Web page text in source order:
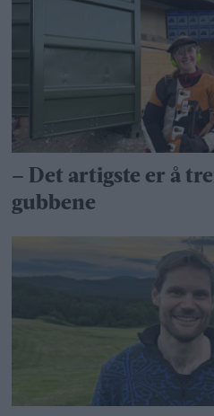
– Det artigste er å
gubbene